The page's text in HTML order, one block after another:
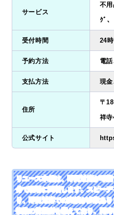
サービス
不
ｸﾞ
受付時間 24
予約方法 電
支払方法 現
住所
〒
祥
公式サイト
リユース本舗は、即日対応が可能
分で現場に到着します。スピー
り、即日対応での実績が多数あ
複数の営業所を構えており、同